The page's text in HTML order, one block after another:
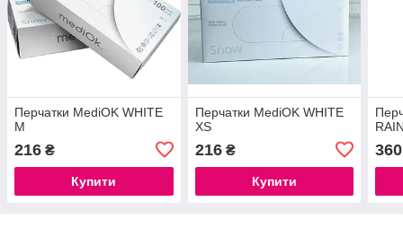
Перчатки MediOK WHITE
M
216 ₴
Купити
Перчатки MediOK WHITE
XS
216₴
Купити
360